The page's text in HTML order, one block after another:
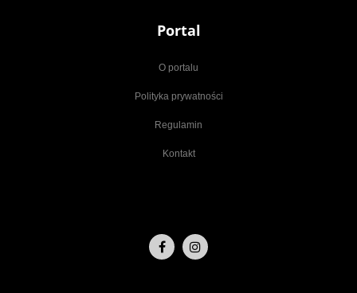
Portal
O portalu
Polityka prywatności
Regulamin
Kontakt